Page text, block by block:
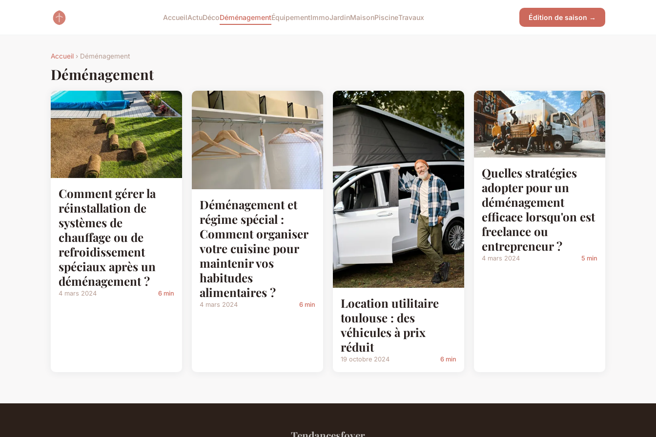
AccueilActuDécoDéménagementÉquipementImmoJardinMaisonPiscineTravaux Édition de saison →
Accueil › Déménagement
Déménagement
Comment gérer la
réinstallation de
systèmes de
chauffage ou de
refroidissement
spéciaux après un
déménagement ?
4 mars 2024 6 min
Déménagement et
régime spécial :
Comment organiser
votre cuisine pour
maintenir vos
habitudes
alimentaires ?
4 mars 2024 6 min
Location utilitaire
toulouse : des
véhicules à prix
réduit
19 octobre 2024 6 min
Quelles stratégies
adopter pour un
déménagement
efficace lorsqu'on est
freelance ou
entrepreneur ?
4 mars 2024 5 min